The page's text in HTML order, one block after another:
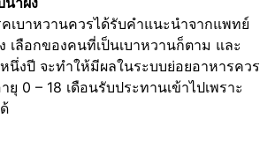
คเบาหวานควรได้รับคำแนะนำจากแพทย์
เลือกของคนที่เป็นเบาหวานก็ตาม และ
นึ่งปี จะทำให้มีผลในระบบย่อยอาหารควร
ยุ 0 – 18 เดือนรับประทานเข้าไปเพราะ